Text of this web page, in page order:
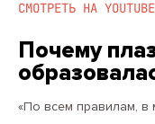
СМОТРЕТЬ НА
Почему
«По всем правилам,